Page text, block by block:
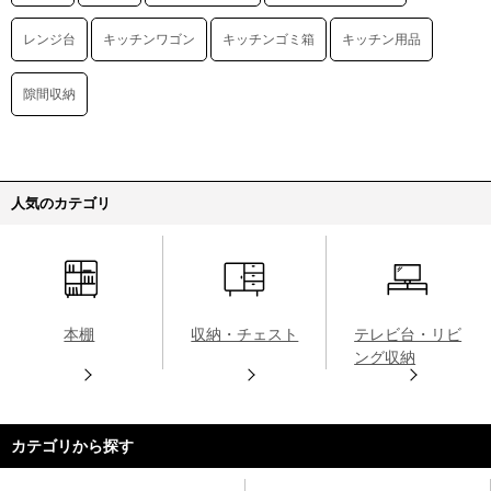
レンジ台 キッチンワゴン キッチンゴミ箱 キッチン用品
隙間収納
人気のカテゴリ
本棚 収納・チェスト
テレビ台・リビ
ング収納
カテゴリから探す